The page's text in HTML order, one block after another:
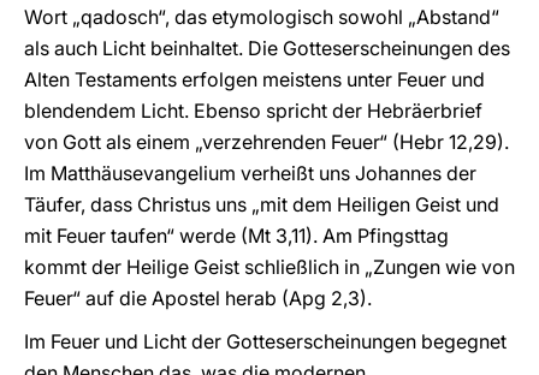
Wort „qadosch“, das etymologisch sowohl „Abstand“
als auch Licht beinhaltet. Die Gotteserscheinungen des
Alten Testaments erfolgen meistens unter Feuer und
blendendem Licht. Ebenso spricht der Hebräerbrief
von Gott als einem „verzehrenden Feuer“ (Hebr 12,29).
Im Matthäusevangelium verheißt uns Johannes der
Täufer, dass Christus uns „mit dem Heiligen Geist und
mit Feuer taufen“ werde (Mt 3,11). Am Pfingsttag
kommt der Heilige Geist schließlich in „Zungen wie von
Feuer“ auf die Apostel herab (Apg 2,3).
Im Feuer und Licht der Gotteserscheinungen begegnet